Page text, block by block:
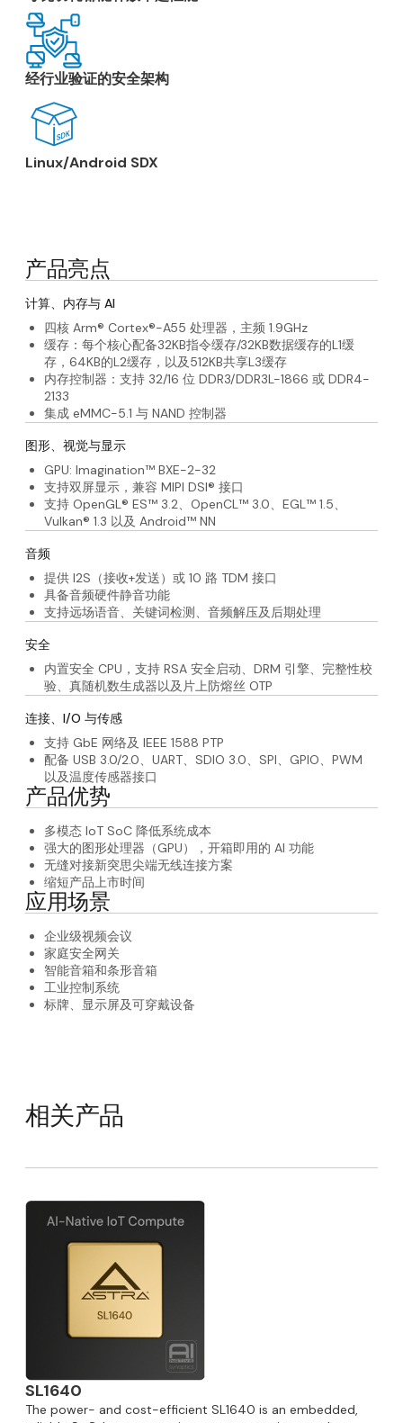
应用说明
应用说明
应用说明 ASTRA MACHINA FOUNDATION SL1620
应用说明
应用说明
应用说明 GENERAL GUIDE FOR SOLDERING SMD TO
应用说明
应用说明 SL-SERIES SOC SCHEMATIC DESIGN
应用说明 SL1620 GENERAL PCB DESIGN AND DDR4 &
板级相关文档 RELEASE PACKAGE, SL1620 RDK SCHEMATIC
板级相关文档 RELEASE PACKAGE, SL16X0 RDK IO
质量报告 SL1620 SILICON PRODUCT QUALIFICATION
一般文档 SL1620 QUALIFIED COMPONENT LIST
经行业验证的安全架构
Linux/Android SDX
产品亮点
计算、内存与 AI
四核 Arm® Cortex®-A55 处理器，主频 1.9GHz
缓存：每个核心配备32KB指令缓存/32KB数据缓存的L1缓
存，64KB的L2缓存，以及512KB共享L3缓存​
内存控制器：支持 32/16 位 DDR3/DDR3L-1866 或 DDR4-
2133
集成 eMMC-5.1 与 NAND 控制器
图形、视觉与显示
GPU: Imagination™ BXE-2-32​
支持双屏显示，兼容 MIPI DSI® 接口
支持 OpenGL® ES™ 3.2、OpenCL™ 3.0、EGL™ 1.5、
Vulkan® 1.3 以及 Android™ NN
音频
提供 I2S（接收+发送）或 10 路 TDM 接口
具备音频硬件静音功能
支持远场语音、关键词检测、音频解压及后期处理
安全
内置安全 CPU，支持 RSA 安全启动、DRM 引擎、完整性校
验、真随机数生成器以及片上防熔丝 OTP
连接、I/O 与传感
支持 GbE 网络及 IEEE 1588 PTP
配备 USB 3.0/2.0、UART、SDIO 3.0、SPI、GPIO、PWM
以及温度传感器接口
产品优势
多模态 IoT SoC 降低系统成本
强大的图形处理器（GPU），开箱即用的 AI 功能
无缝对接新突思尖端无线连接方案
缩短产品上市时间
应用场景
企业级视频会议
家庭安全网关
智能音箱和条形音箱
工业控制系统
标牌、显示屏及可穿戴设备
相关产品
SL1640
The power- and cost-efficient SL1640 is an embedded,